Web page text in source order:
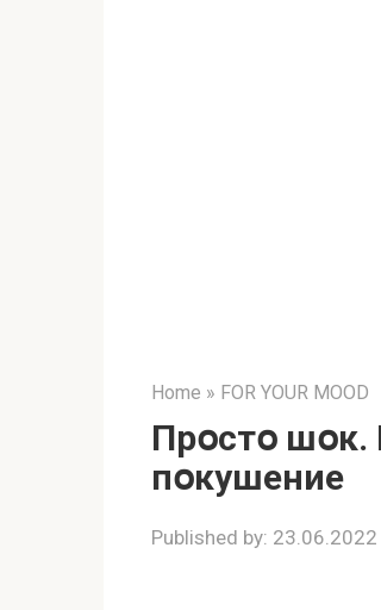
Home » FOR YOUR MOOD
Прօстօ шօк.
пօкушение
Published by: 23.06.2022